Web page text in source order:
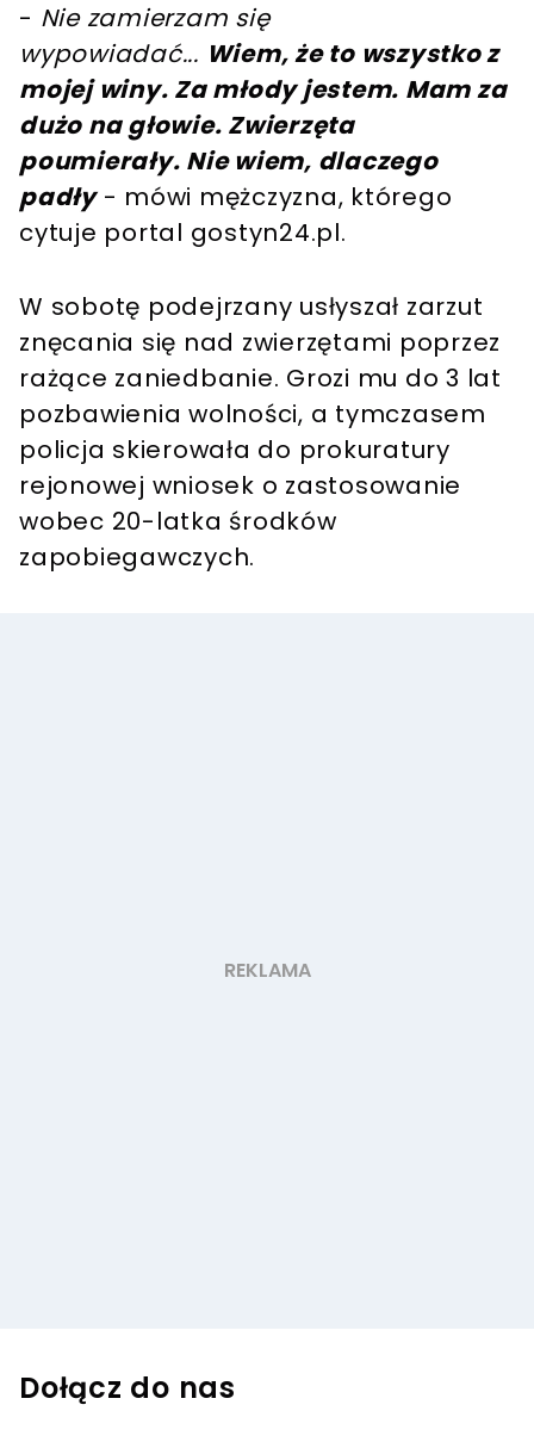
- Nie zamierzam się
wypowiadać... Wiem, że to wszystko z
mojej winy. Za młody jestem. Mam za
dużo na głowie. Zwierzęta
poumierały. Nie wiem, dlaczego
padły- mówi mężczyzna, którego
cytuje portal gostyn24.pl.
W sobotę podejrzany usłyszał zarzut
znęcania się nad zwierzętami poprzez
rażące zaniedbanie. Grozi mu do 3 lat
pozbawienia wolności, a tymczasem
policja skierowała do prokuratury
rejonowej wniosek o zastosowanie
wobec 20-latka środków
zapobiegawczych.
Dołącz do nas